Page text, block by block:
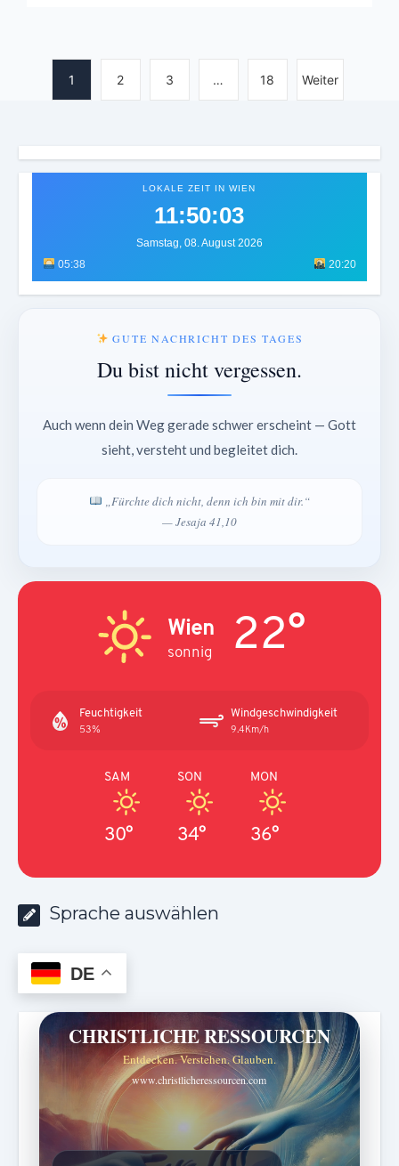
1 2 3 … 18 Weiter
LOKALE ZEIT IN WIEN
11:50:07
Samstag, 08. August 2026
05:38
20:20
GUTE NACHRICHT DES TAGES
Du bist nicht vergessen.
Auch wenn dein Weg gerade schwer erscheint — Gott
sieht, versteht und begleitet dich.
„Fürchte dich nicht, denn ich bin mit dir.“
— Jesaja 41,10
Wien
sonnig 22°
Feuchtigkeit
53%
Windgeschwindigkeit
9.4Km/h
SAM
30°
SON
34°
MON
36°
Sprache auswählen
DE
CHRISTLICHE RESSOURCEN
Entdecken. Verstehen. Glauben.
www.christlicheressourcen.com